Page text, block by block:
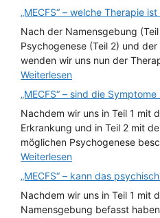
„MECFS“ – welche Therapie
Nach der Namensgebung
Psychogenese (Teil 2) und
wenden wir uns nun der
Weiterlesen
„MECFS“ – sind die
Nachdem wir uns in Teil 1 mit
Erkrankung und in Teil 2 mit
möglichen Psychogenese
Weiterlesen
„MECFS“ – kann das
Nachdem wir uns in Teil 1 mit
Namensgebung befasst